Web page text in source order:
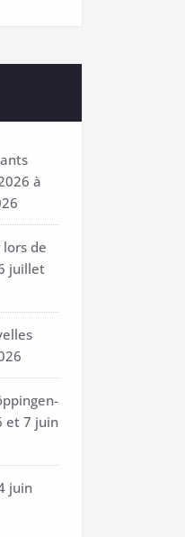
à
lors de
juillet
et 7 juin
juin